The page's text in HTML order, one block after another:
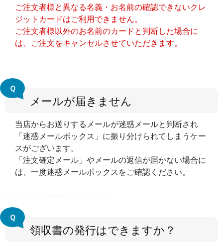
ご注文者様と異なる名義・お名前の確認できないクレ
ジットカードはご利用できません。
ご注文者様以外のお名前のカードと判断した場合に
は、ご注文をキャンセルさせていただきます。
Ｑ
メールが届きません
当店からお送りするメールが迷惑メールと判断され
「迷惑メールボックス」に振り分けられてしまうケー
スがございます。
「注文確定メール」やメールの返信が届かない場合に
は、一度迷惑メールボックスをご確認ください。
Ｑ
領収書の発行はできますか？